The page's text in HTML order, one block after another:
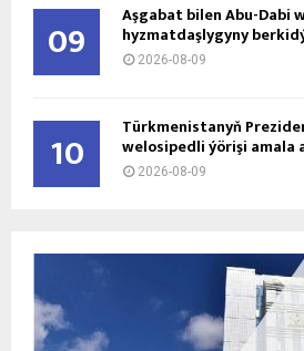
09 Aşgabat bilen Abu-Dabi
hyzmatdaşlygyny
2026-08-09
10 Türkmenistanyň
welosipedli ýörişi amala
2026-08-09